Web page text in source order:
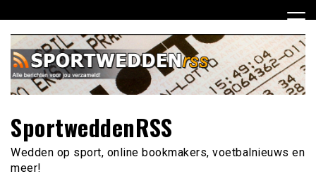
naar
inhoud
SportweddenRSS
Wedden op sport, online bookmakers, voetbalnieuws en
meer!